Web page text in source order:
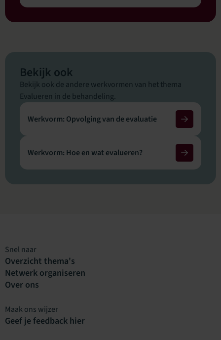
Bekijk ook
Bekijk ook de andere werkvormen van het thema
Evalueren in de behandeling.
Werkvorm: Opvolging van de evaluatie
Werkvorm: Hoe en wat evalueren?
Snel naar
Overzicht thema's
Netwerk organiseren
Over ons
Maak ons wijzer
Geef je feedback hier